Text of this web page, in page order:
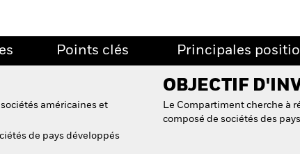
Points clés Principales
américaines et
de pays développés
OBJECTIF
Le Compartiment cherche à
composé de sociétés des